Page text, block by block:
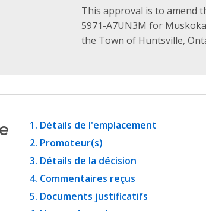
This approval is to amend
5971-A7UN3M for
the Town of Huntsville,
Détails de l'emplacement
Promoteur(s)
Détails de la décision
Commentaires reçus
Documents justificatifs